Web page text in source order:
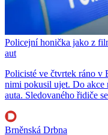
Policejní honička jako z
aut
Policisté ve čtvrtek ráno v
nimi pokusil ujet. Do akce
auta. Sledovaného řidiče
Brněnská Drbna